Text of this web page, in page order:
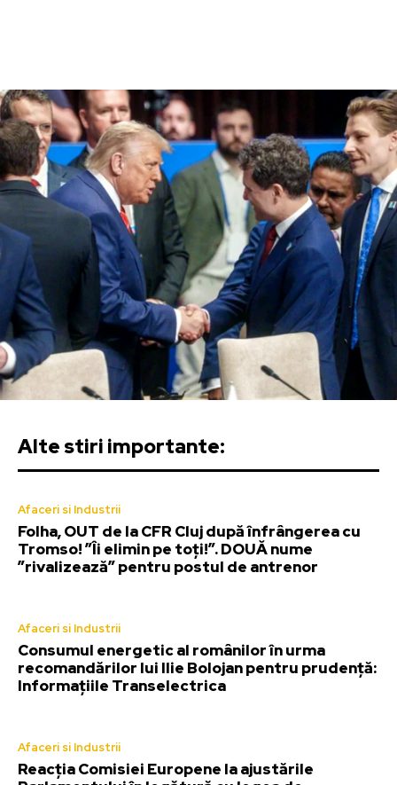
Alte stiri importante:
Afaceri si Industrii
Folha, OUT de la CFR Cluj după înfrângerea cu
Tromso! ”Îi elimin pe toți!”. DOUĂ nume
”rivalizează” pentru postul de antrenor
Afaceri si Industrii
Consumul energetic al românilor în urma
recomandărilor lui Ilie Bolojan pentru prudență:
Informațiile Transelectrica
Afaceri si Industrii
Reacția Comisiei Europene la ajustările